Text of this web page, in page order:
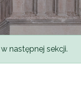
następnej sekcji.